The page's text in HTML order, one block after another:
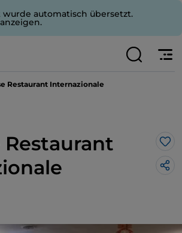
wurde automatisch übersetzt.
anzeigen.
Restaurant Internazionale
Restaurant